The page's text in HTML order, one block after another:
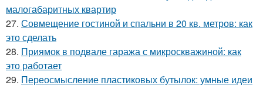
малогабаритных квартир
27. Совмещение гостиной и спальни в 20 кв. метров: как
это сделать
28. Приямок в подвале гаража с микроскважиной: как
это работает
29. Переосмысление пластиковых бутылок: умные идеи